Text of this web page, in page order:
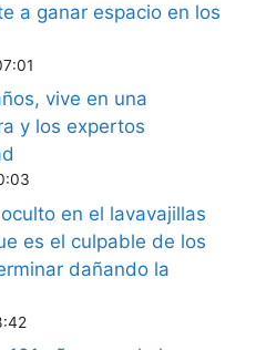
a ganar espacio en los
vive en una
y los expertos
en el lavavajillas
es el culpable de los
dañando la